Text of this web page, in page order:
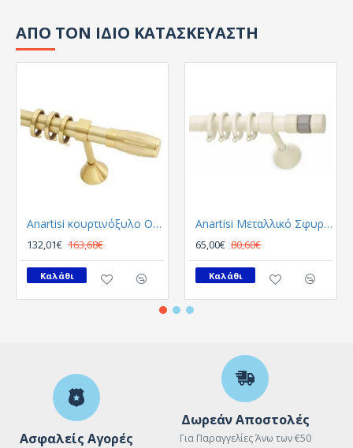
ΑΠΟ ΤΟΝ ΙΔΙΟ ΚΑΤΑΣΚΕΥΑΣΤΗ
Anartisi κουρτινόξυλο Origin Φ25 Χρυσο Σατινε
132,01€ 163,68€
Καλάθι
Anartisi Μεταλλικό Σφυρήλατο παιδικό κουρτινόξυλο Livorno MY-02 / γκρι Φ25
65,00€ 80,60€
Καλάθι
Ασφαλείς Αγορές
Δωρεάν Αποστολές
Για Παραγγελίες Άνω των €50